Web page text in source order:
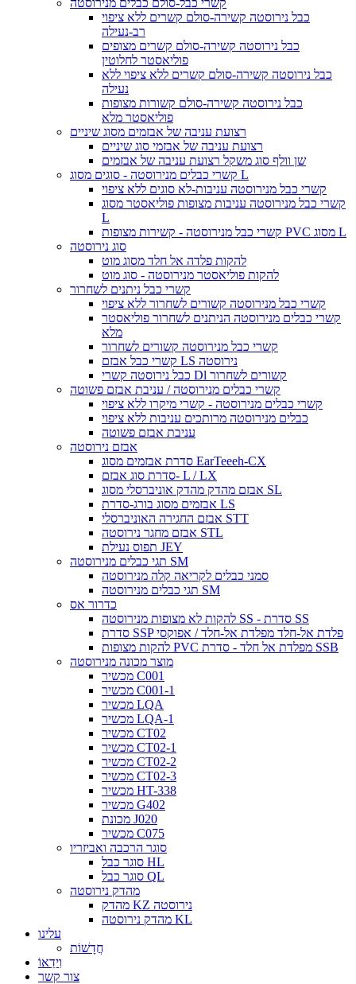
קשרי כבל-סולם כבלים מנירוסטה
כבל נירוסטה קשירה-סולם קשרים ללא ציפוי
רב-נעילה
כבל נירוסטה קשירה-סולם קשרים מצופים
פוליאסטר לחלוטין
כבל נירוסטה קשירה-סולם קשרים ללא ציפוי ללא
נעילה
כבל נירוסטה קשירה-סולם קשורות מצופות
פוליאסטר מלא
רצועת עניבה של אבזמים מסוג שיניים
רצועת עניבה של אבזמי סוג שיניים
שן וולף סוג משקל רצועת עניבה של אבזמים
קשרי כבלים מנירוסטה - סוגים מסוג L
קשרי כבל מנירוסטה עניבות-לא סוגים ללא ציפוי
קשרי כבל מנירוסטה עניבות מצופות פוליאסטר מסוג
L
קשרי כבל מנירוסטה - קשירות מצופות PVC מסוג L
סוג נירוסטה
להקות פלדה אל חלד מסוג מוט
להקות פוליאסטר מנירוסטה - סוג מוט
קשרי כבל ניתנים לשחרור
קשרי כבל מנירוסטה קשורים לשחרור ללא ציפוי
קשרי כבלים מנירוסטה הניתנים לשחרור פוליאסטר
מלא
קשרי כבל מנירוסטה קשורים לשחרור
קשרי כבל אבזם LS נירוסטה
כבל נירוסטה קשרי Dl קשורים לשחרור
קשרי כבלים מנירוסטה / עניבת אבזם פשוטה
קשרי כבלים מנירוסטה - קשרי מיקרו ללא ציפוי
כבלים מנירוסטה מרותכים עניבות ללא ציפוי
עניבת אבזם פשוטה
אבזם נירוסטה
סדרת אבזמים מסוג EarTeeeh-CX
סדרת סוג אבזם- L / LX
אבזם מהדק מהדק אוניברסלי מסוג SL
אבזמים מסוג בורג-סדרת LS
אבזם החגירה האוניברסלי STT
אבזם מחגר נירוסטה STL
תפוס נעילת JEY
תגי כבלים מנירוסטה SM
סמני כבלים לקריאה קלה מנירוסטה
תגי כבלים מנירוסטה SM
כדרור אס
להקות לא מצופות מנירוסטה SS - סדרת SS
סדרת SSP פלדת אל-חלד מפלדת אל-חלד / אפוקסי
להקות מצופות PVC מפלדת אל חלד - סדרת SSB
מוצר מכונה מנירוסטה
מכשיר C001
מכשיר C001-1
מכשיר LQA
מכשיר LQA-1
מכשיר CT02
מכשיר CT02-1
מכשיר CT02-2
מכשיר CT02-3
מכשיר HT-338
מכשיר G402
מכונת J020
מכשיר C075
סוגר הרכבה ואביזריו
סוגר כבל HL
סוגר כבל QL
מהדק נירוסטה
מהדק KZ נירוסטה
מהדק נירוסטה KL
עלינו
חֲדָשׁוֹת
וִידֵאוֹ
צור קשר